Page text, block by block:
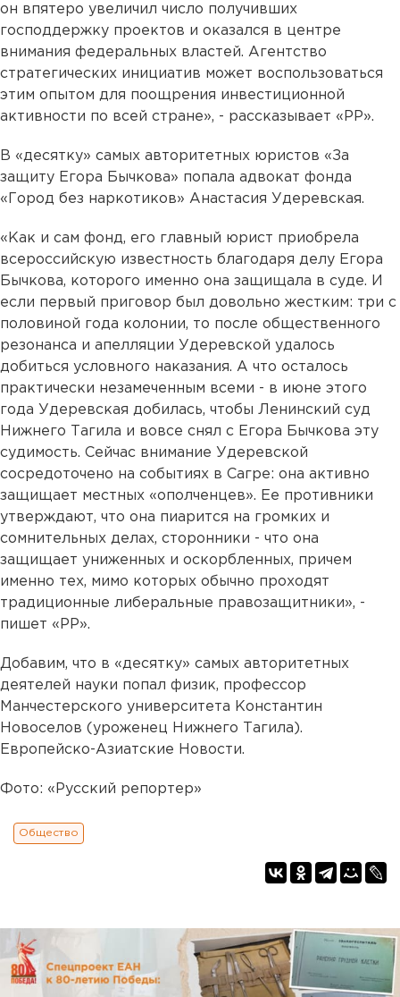
он впятеро увеличил число получивших
господдержку проектов и оказался в центре
внимания федеральных властей. Агентство
стратегических инициатив может воспользоваться
этим опытом для по­ощрения инвестиционной
активности по всей стране», - рассказывает «РР».
В «десятку» самых авторитетных юристов «За
защиту Егора Бычкова» попала адвокат фонда
«Город без наркотиков» Анастасия Удеревская.
«Как и сам фонд, его главный юрист приобрела
всероссийскую известность благодаря делу Егора
Бычкова, которого именно она защищала в суде. И
если первый приговор был довольно жестким: три с
половиной года колонии, то после общественного
резонанса и апелляции Удеревской удалось
добиться условного наказания. А что осталось
практически незамеченным всеми - в июне этого
года Удеревская добилась, чтобы Ленинский суд
Нижнего Тагила и вовсе снял с Егора Бычкова эту
судимость. Сейчас внимание Удеревской
сосредоточено на событиях в Сагре: она активно
защищает местных «ополченцев». Ее противники
утверждают, что она пиарится на громких и
сомнительных делах, сторонники - что она
защищает униженных и оскорбленных, причем
именно тех, мимо которых обычно проходят
традиционные либеральные правозащитники», -
пишет «РР».
Добавим, что в «десятку» самых авторитетных
деятелей науки попал физик, профессор
Манчестерского университета Константин
Новоселов (уроженец Нижнего Тагила).
Европейско-Азиатские Новости.
Фото: «Русский репортер»
Общество